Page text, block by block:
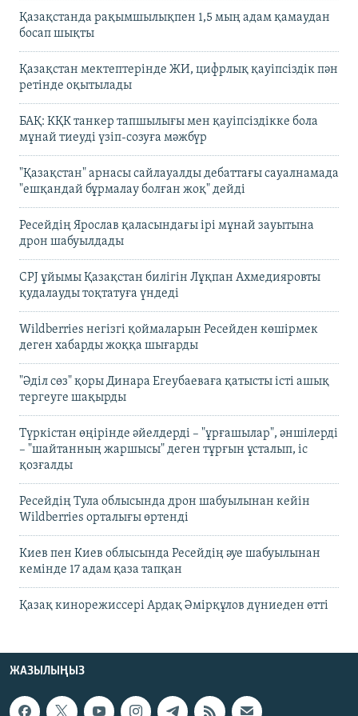
Қазақстанда рақымшылықпен 1,5 мың адам қамаудан
босап шықты
Қазақстан мектептерінде ЖИ, цифрлық қауіпсіздік пән
ретінде оқытылады
БАҚ: КҚК танкер тапшылығы мен қауіпсіздікке бола
мұнай тиеуді үзіп-созуға мәжбүр
"Қазақстан" арнасы сайлауалды дебаттағы сауалнамада
"ешқандай бұрмалау болған жоқ" дейді
Ресейдің Ярослав қаласындағы ірі мұнай зауытына
дрон шабуылдады
CPJ ұйымы Қазақстан билігін Лұқпан Ахмедияровты
қудалауды тоқтатуға үндеді
Wildberries негізгі қоймаларын Ресейден көшірмек
деген хабарды жоққа шығарды
"Әділ сөз" қоры Динара Егеубаеваға қатысты істі ашық
тергеуге шақырды
Түркістан өңірінде әйелдерді – "ұрғашылар", әншілерді
– "шайтанның жаршысы" деген тұрғын ұсталып, іс
қозғалды
Ресейдің Тула облысында дрон шабуылынан кейін
Wildberries орталығы өртенді
Киев пен Киев облысында Ресейдің әуе шабуылынан
кемінде 17 адам қаза тапқан
Қазақ кинорежиссері Ардақ Әмірқұлов дүниеден өтті
ЖАЗЫЛЫҢЫЗ